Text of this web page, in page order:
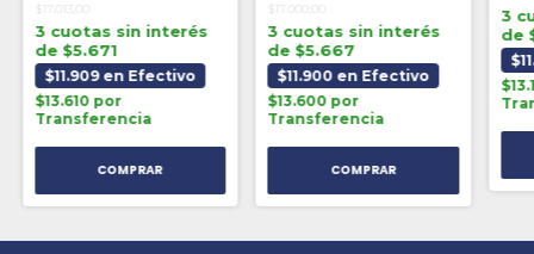
$17.013,00
3 cuotas sin interés
de $5.671
$11.909 en Efectivo
$13.610 por
Transferencia
$17.000,00
3 cuotas sin interés
de $5.667
$11.900 en Efectivo
$13.600 por
Transferencia
3
de